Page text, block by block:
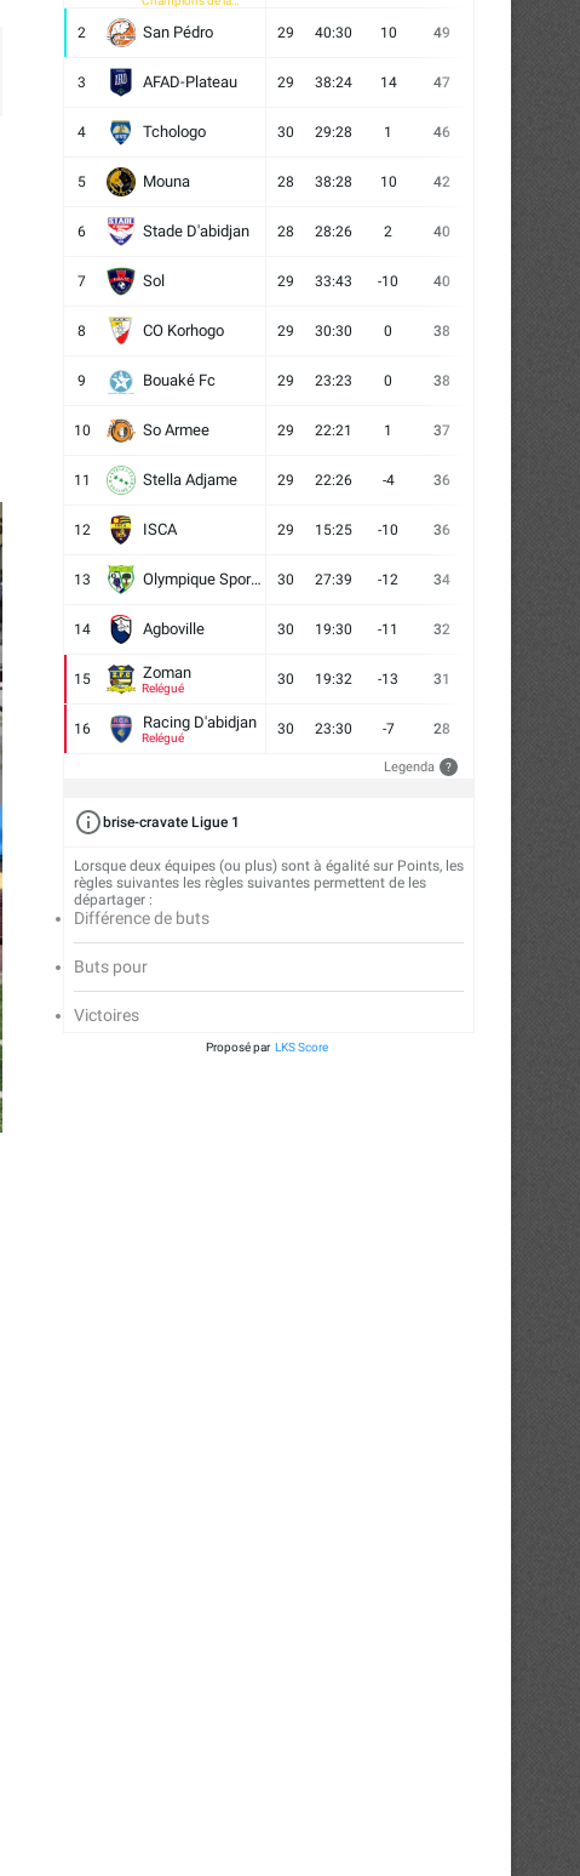
2 San Pédro 29 40:30 10 49
3 AFAD-Plateau 29 38:24 14 47
4 Tchologo 30 29:28 1 46
5 Mouna 28 38:28 10 42
6 Stade D'abidjan 28 28:26 2 40
7 Sol 29 33:43 -10 40
8 CO Korhogo 29 30:30 0 38
9 Bouaké Fc 29 23:23 0 38
10 So Armee 29 22:21 1 37
11 Stella Adjame 29 22:26 -4 36
12 ISCA 29 15:25 -10 36
13 Olympique Sport d'Abobo FC 30 27:39 -12 34
14 Agboville 30 19:30 -11 32
15 Zoman
Relégué
30 19:32 -13 31
16 Racing D'abidjan
Relégué
30 23:30 -7 28
Legenda ?
brise-cravate Ligue 1
Lorsque deux équipes (ou plus) sont à égalité sur Points, les
règles suivantes les règles suivantes permettent de les
départager :
Différence de buts
Buts pour
Victoires
Proposé par LKS Score